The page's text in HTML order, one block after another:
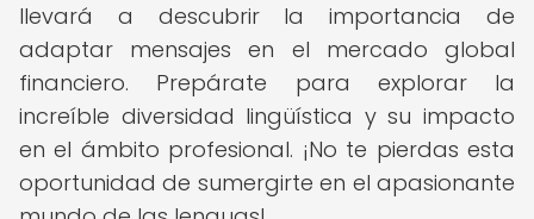
llevará a descubrir la importancia de
adaptar mensajes en el mercado global
financiero. Prepárate para explorar la
increíble diversidad lingüística y su impacto
en el ámbito profesional. ¡No te pierdas esta
oportunidad de sumergirte en el apasionante